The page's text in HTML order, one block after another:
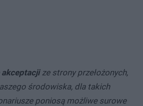
ze strony przełożonych,
środowiska, dla takich
poniosą możliwe surowe